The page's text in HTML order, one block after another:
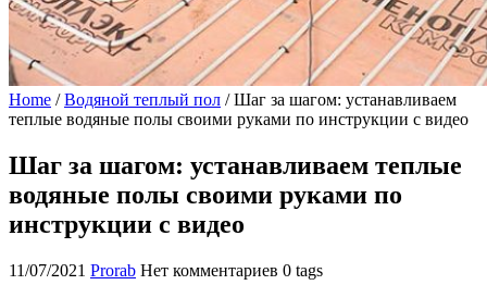
Home /Водяной теплый пол /Шаг за шагом: устанавливаем
теплые водяные полы своими руками по инструкции с видео
Шаг за шагом: устанавливаем теплые
водяные полы своими руками по
инструкции с видео
11/07/2021 Prorab Нет комментариев 0 tags